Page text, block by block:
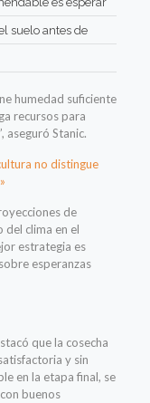
suelo antes de
humedad suficiente
recursos para
aseguró Stanic.
no distingue
de
clima en el
estrategia es
esperanzas
que la cosecha
y sin
en la etapa final, se
buenos